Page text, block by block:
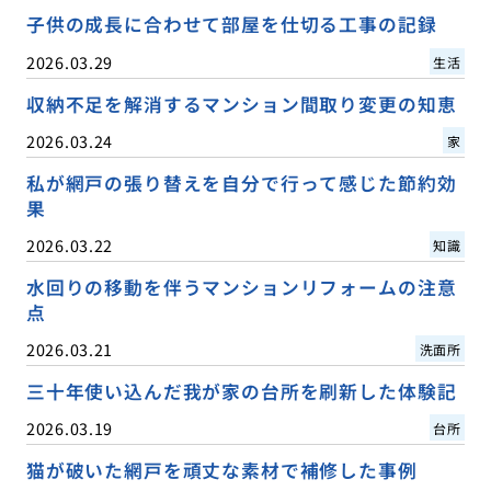
子供の成長に合わせて部屋を仕切る工事の記録
2026.03.29 生活
収納不足を解消するマンション間取り変更の知恵
2026.03.24 家
私が網戸の張り替えを自分で行って感じた節約効
果
2026.03.22 知識
水回りの移動を伴うマンションリフォームの注意
点
2026.03.21 洗面所
三十年使い込んだ我が家の台所を刷新した体験記
2026.03.19 台所
猫が破いた網戸を頑丈な素材で補修した事例